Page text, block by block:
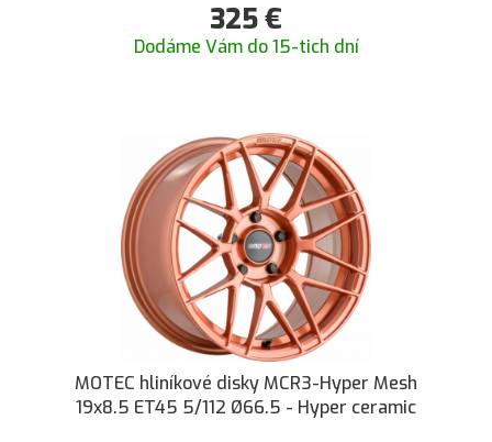
325€
Dodáme Vám do 15-tich dní
MOTEC hliníkové disky MCR3-Hyper Mesh
19x8.5 ET45 5/112 Ø66.5 - Hyper ceramic